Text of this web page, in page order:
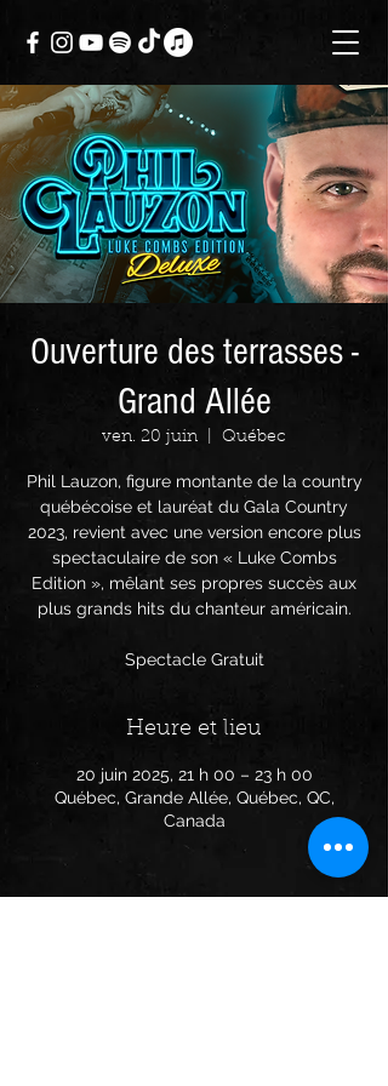
Ouverture des terrasses -
Grand Allée
ven. 20 juin Québec
Phil Lauzon, figure montante de la country
québécoise et lauréat du Gala Country
2023, revient avec une version encore plus
spectaculaire de son « Luke Combs
Edition », mêlant ses propres succès aux
plus grands hits du chanteur américain.
Spectacle Gratuit
Heure et lieu
20 juin 2025, 21 h 00 – 23 h 00
Québec, Grande Allée, Québec, QC,
Canada